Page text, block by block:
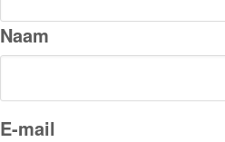
Naam
E-mail